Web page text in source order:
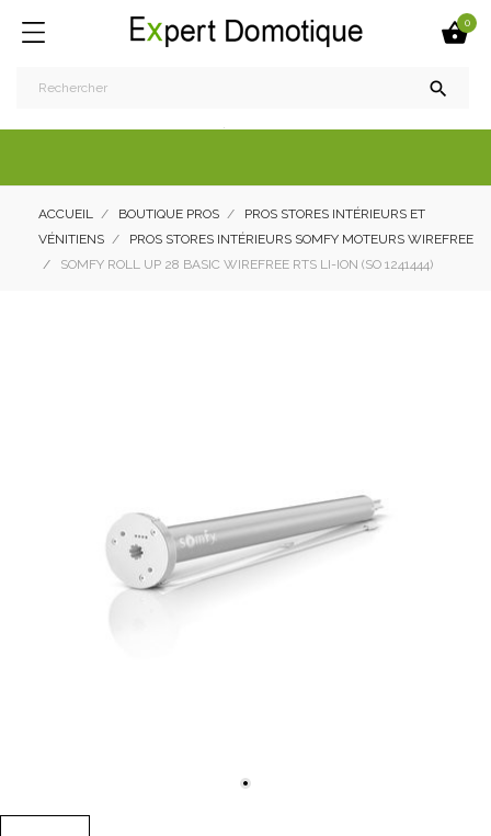
0

ACCUEIL BOUTIQUE PROS
PROS STORES INTÉRIEURS ET
VÉNITIENS
PROS STORES INTÉRIEURS SOMFY MOTEURS WIREFREE
SOMFY ROLL UP 28 BASIC WIREFREE RTS LI-ION (SO 1241444)